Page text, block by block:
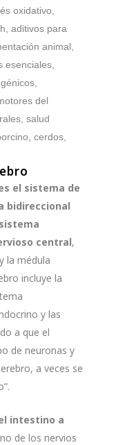
el sistema de
bidireccional
central,
la médula
incluye la
y las
a que el
de neuronas y
a veces se
intestino a
de los nervios